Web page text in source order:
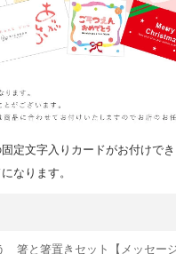
定文字入りカードがお付けで
なります。
箸と箸置きセット【メッセー